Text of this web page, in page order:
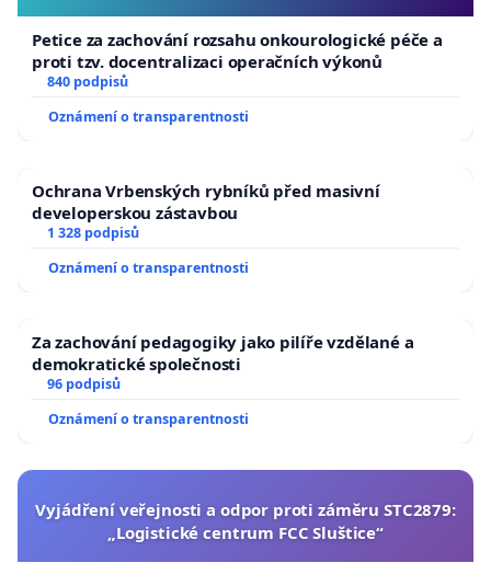
Petice za zachování rozsahu onkourologické péče a
proti tzv. docentralizaci operačních výkonů
840 podpisů
Oznámení o transparentnosti
Ochrana Vrbenských rybníků před masivní
developerskou zástavbou
1 328 podpisů
Oznámení o transparentnosti
Za zachování pedagogiky jako pilíře vzdělané a
demokratické společnosti
96 podpisů
Oznámení o transparentnosti
Vyjádření veřejnosti a odpor proti záměru STC2879:
„Logistické centrum FCC Sluštice“